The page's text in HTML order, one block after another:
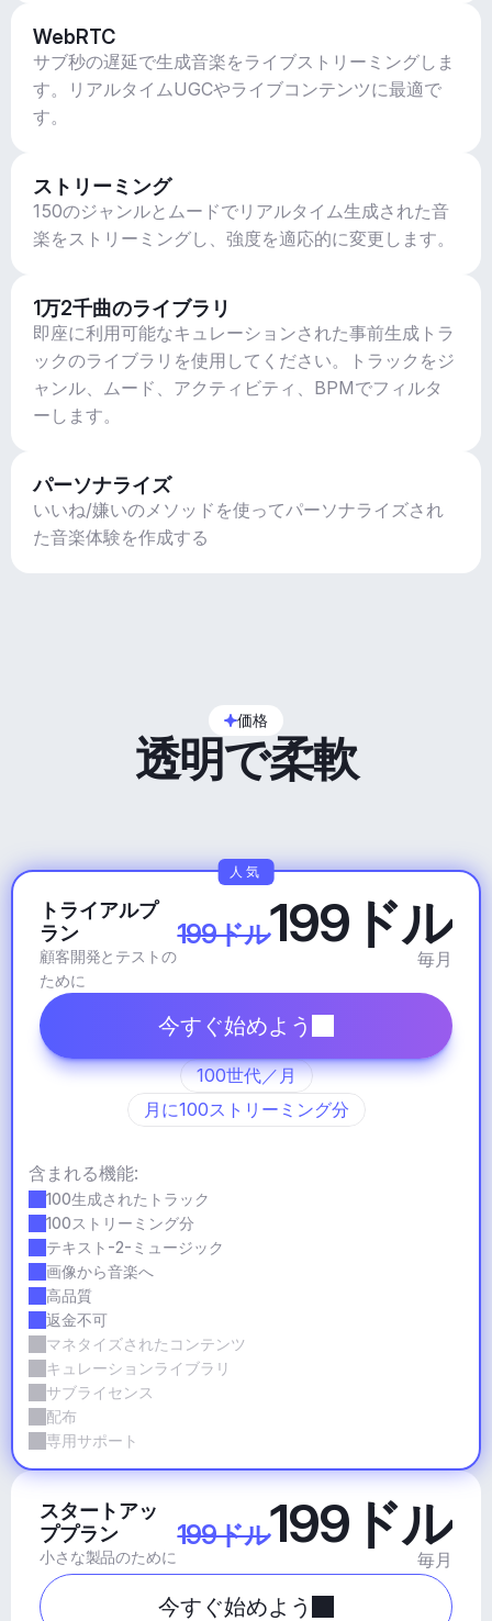
WebRTC
サブ秒の遅延で生成音楽をライブストリーミングしま
す。リアルタイムUGCやライブコンテンツに最適で
す。
ストリーミング
150のジャンルとムードでリアルタイム生成された音
楽をストリーミングし、強度を適応的に変更します。
1万2千曲のライブラリ
即座に利用可能なキュレーションされた事前生成トラ
ックのライブラリを使用してください。トラックをジ
ャンル、ムード、アクティビティ、BPMでフィルタ
ーします。
パーソナライズ
いいね/嫌いのメソッドを使ってパーソナライズされ
た音楽体験を作成する
価格
透明で柔軟
トライアルプ
ラン
顧客開発とテストの
ために
199ドル199ドル
毎月
今すぐ始めよう
100世代／月
月に100ストリーミング分
含まれる機能:
100生成されたトラック
100ストリーミング分
テキスト-2-ミュージック
画像から音楽へ
高品質
返金不可
マネタイズされたコンテンツ
キュレーションライブラリ
サブライセンス
配布
専用サポート
人気
スタートアッ
ププラン
小さな製品のために
199ドル199ドル
毎月
今すぐ始めよう